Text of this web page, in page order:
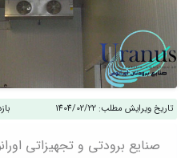
تاریخ ویرایش مطلب: 1404/02/22
صنایع برودتی و تجهیزاتی